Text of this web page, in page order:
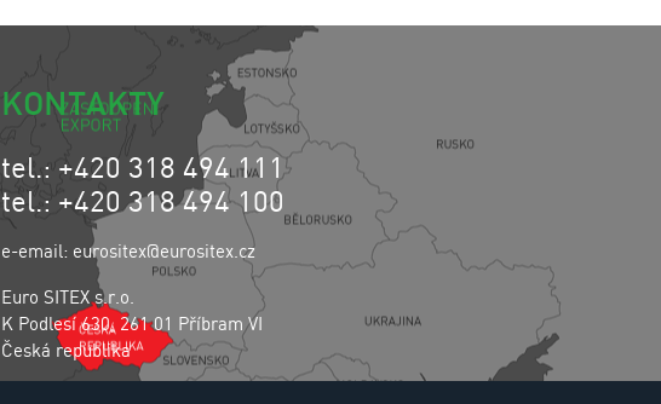
KONTAKTY
tel.: +420 318 494 111
tel.: +420 318 494 100
e-email: eurositex@eurositex.cz
Euro SITEX s.r.o.
K Podlesí 630, 261 01 Příbram VI
Česká republika